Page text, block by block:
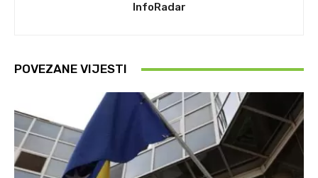
InfoRadar
POVEZANE VIJESTI